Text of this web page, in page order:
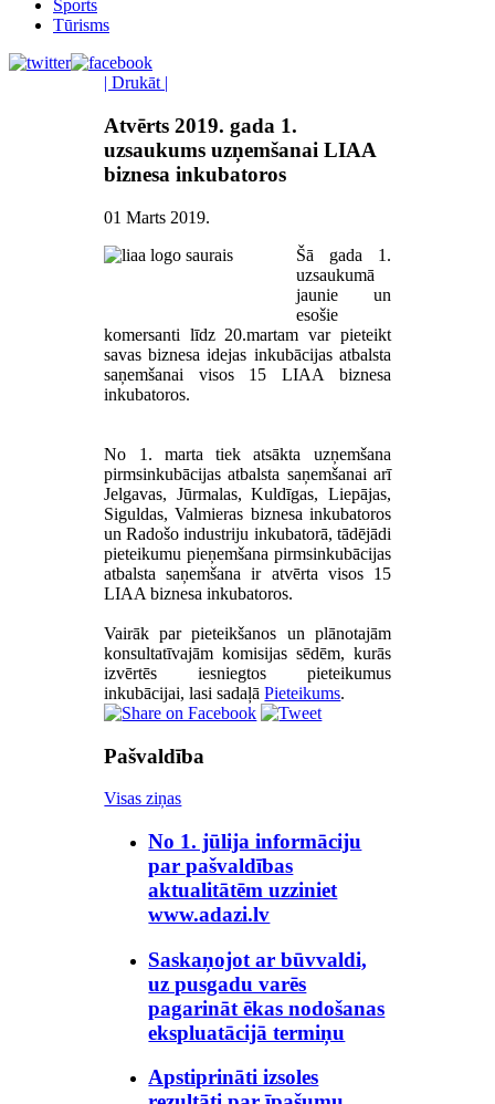
Sports
Tūrisms
| Drukāt |
Atvērts 2019. gada 1.
uzsaukums uzņemšanai LIAA
biznesa inkubatoros
01 Marts 2019.
Šā gada 1.
uzsaukumā
jaunie un
esošie
komersanti līdz 20.martam var pieteikt
savas biznesa idejas inkubācijas atbalsta
saņemšanai visos 15 LIAA biznesa
inkubatoros.
No 1. marta tiek atsākta uzņemšana
pirmsinkubācijas atbalsta saņemšanai arī
Jelgavas, Jūrmalas, Kuldīgas, Liepājas,
Siguldas, Valmieras biznesa inkubatoros
un Radošo industriju inkubatorā, tādējādi
pieteikumu pieņemšana pirmsinkubācijas
atbalsta saņemšana ir atvērta visos 15
LIAA biznesa inkubatoros.
Vairāk par pieteikšanos un plānotajām
konsultatīvajām komisijas sēdēm, kurās
izvērtēs iesniegtos pieteikumus
inkubācijai, lasi sadaļāPieteikums.
Pašvaldība
Visas ziņas
No 1. jūlija informāciju
par pašvaldības
aktualitātēm uzziniet
www.adazi.lv
Saskaņojot ar būvvaldi,
uz pusgadu varēs
pagarināt ēkas nodošanas
ekspluatācijā termiņu
Apstiprināti izsoles